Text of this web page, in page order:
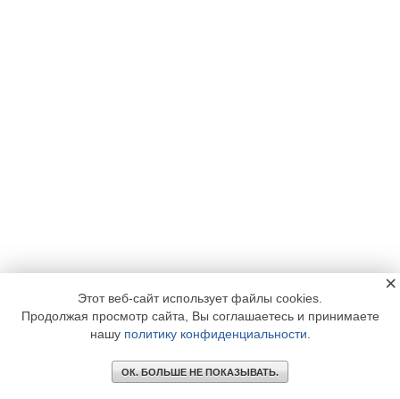
Этот веб-сайт использует файлы cookies.
Продолжая просмотр сайта, Вы соглашаетесь и принимаете
нашу политику конфиденциальности
ОК. БОЛЬШЕ НЕ ПОКАЗЫВАТЬ.
×